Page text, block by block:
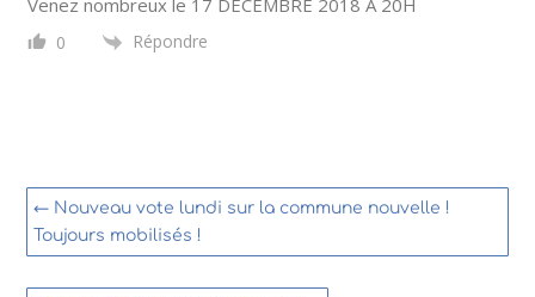
0 Répondre
← Nouveau vote lundi sur la commune nouvelle !
Toujours mobilisés !